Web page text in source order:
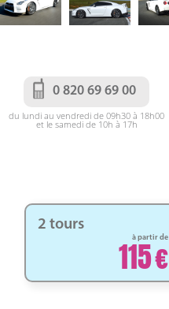
0 820 69 69 00
du lundi au vendredi de 09h30 à 18h00
et le samedi de 10h à 17h
2 tours
à partir de
115